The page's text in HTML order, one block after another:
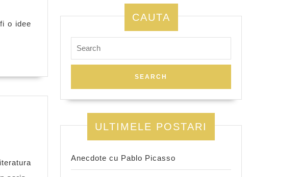
o idee
CAUTA
for:
ULTIMELE POSTARI
Anecdote cu Pablo Picasso